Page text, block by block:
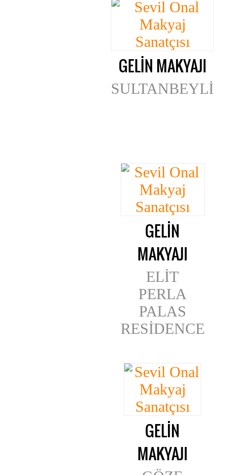
GELİN MAKYAJI
SULTANBEYLİ
GELİN
MAKYAJI
ELİT
PERLA
PALAS
RESİDENCE
GELİN
MAKYAJI